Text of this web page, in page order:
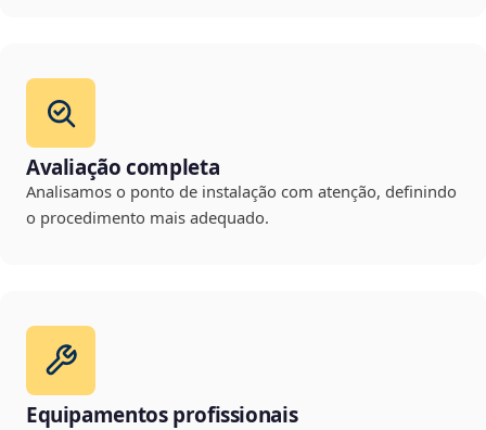
Avaliação completa
Analisamos o ponto de instalação com atenção, definindo
o procedimento mais adequado.
Equipamentos profissionais